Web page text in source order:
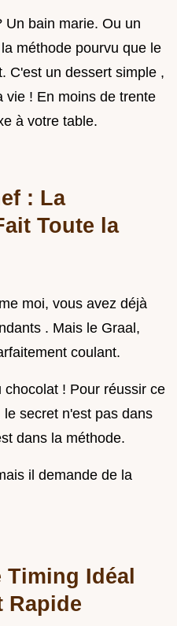
Un bain marie. Ou un
méthode pourvu que le
C'est un dessert simple ,
vie ! En moins de trente
à votre table.
: La
Toute la
moi, vous avez déjà
. Mais le Graal,
coulant.
! Pour réussir ce
secret n'est pas dans
dans la méthode.
il demande de la
Timing Idéal
Rapide